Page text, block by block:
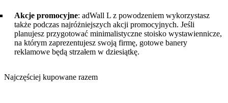
Akcje promocyjne: adWall L z powodzeniem wykorzystasz
także podczas najróżniejszych akcji promocyjnych. Jeśli
planujesz przygotować minimalistyczne stoisko wystawiennicze,
na którym zaprezentujesz swoją firmę, gotowe banery
reklamowe będą strzałem w dziesiątkę.
Najczęściej kupowane razem